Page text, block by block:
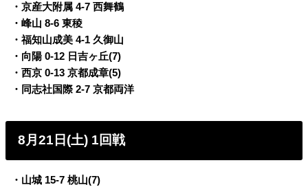
・京産大附属 4-7 西舞鶴
・峰山 8-6 東稜
・福知山成美 4-1 久御山
・向陽 0-12 日吉ヶ丘(7)
・西京 0-13 京都成章(5)
・同志社国際 2-7 京都両洋
8月21日(土) 1回戦
・山城 15-7 桃山(7)